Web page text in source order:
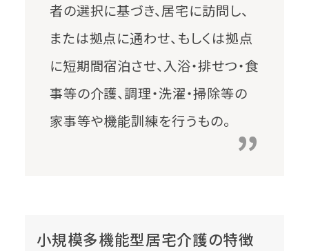
者の選択に基づき、居宅に訪問し、
または拠点に通わせ、もしくは拠点
に短期間宿泊させ、入浴・排せつ・食
事等の介護、調理・洗濯・掃除等の
家事等や機能訓練を行うもの。
小規模多機能型居宅介護の特徴